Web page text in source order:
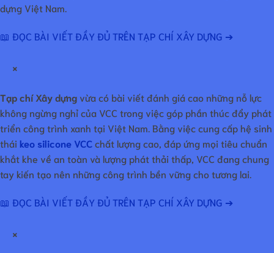
dựng Việt Nam.
📖 ĐỌC BÀI VIẾT ĐẦY ĐỦ TRÊN TẠP CHÍ XÂY DỰNG ➔
×
Tạp chí Xây dựngvừa có bài viết đánh giá cao những nỗ lực
không ngừng nghỉ của VCC trong việc góp phần thúc đẩy phát
triển công trình xanh tại Việt Nam. Bằng việc cung cấp hệ sinh
thái keo silicone VCC chất lượng cao, đáp ứng mọi tiêu chuẩn
khắt khe về an toàn và lượng phát thải thấp, VCC đang chung
tay kiến tạo nên những công trình bền vững cho tương lai.
📖 ĐỌC BÀI VIẾT ĐẦY ĐỦ TRÊN TẠP CHÍ XÂY DỰNG ➔
×